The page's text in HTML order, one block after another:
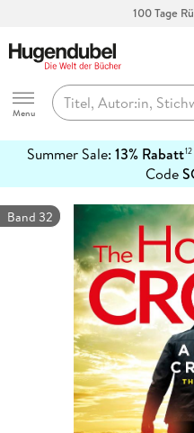
100 Tage
Hugendubel
Menu
Summer Sale: 13% Rabatt12
Code
erfahren
Band 32